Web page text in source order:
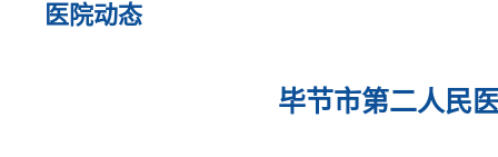
医院动态
毕节市第二人民